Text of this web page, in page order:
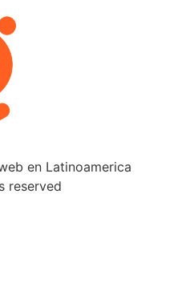
en Latinoamerica
reserved